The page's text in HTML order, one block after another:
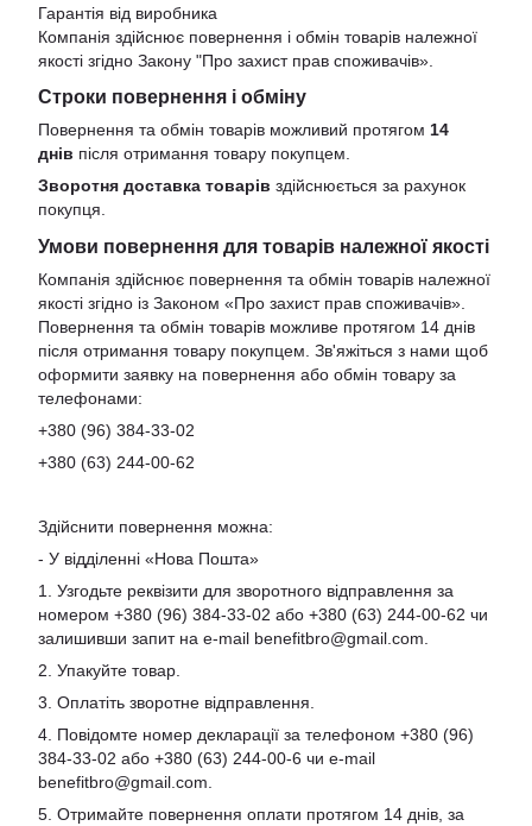
Гарантія від виробника
Компанія здійснює повернення і обмін товарів належної
якості згідно Закону "Про захист прав споживачів»
Строки повернення і обміну
Повернення та обмін товарів можливий протягом 14
днів після отримання товару покупцем.
Зворотня доставка товарів здійснюється за рахунок
покупця.
Умови повернення для товарів належної якості
Компанія здійснює повернення та обмін товарів належної
якості згідно із Законом «Про захист прав споживачів».
Повернення та обмін товарів можливе протягом 14 днів
після отримання товару покупцем. Зв'яжіться з нами щоб
оформити заявку на повернення або обмін товару за
телефонами:
+380 (96) 384-33-02
+380 (63) 244-00-62
Здійснити повернення можна:
- У відділенні «Нова Пошта»
1. Узгодьте реквізити для зворотного відправлення за
номером +380 (96) 384-33-02 або +380 (63) 244-00-62 чи
залишивши запит на e-mail benefitbro@gmail.com
2. Упакуйте товар.
3. Оплатіть зворотне відправлення.
4. Повідомте номер декларації за телефоном +380 (96)
384-33-02 або +380 (63) 244-00-6 чи e-mail
benefitbro@gmail.com
5. Отримайте повернення оплати протягом 14 днів, за